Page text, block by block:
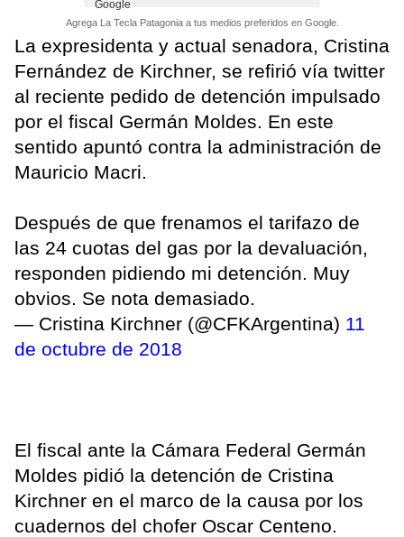
Agrega La Tecla Patagonia a tus medios preferidos en Google.
La expresidenta y actual senadora, Cristina
Fernández de Kirchner, se refirió vía twitter
al reciente pedido de detención impulsado
por el fiscal Germán Moldes. En este
sentido apuntó contra la administración de
Mauricio Macri.
Después de que frenamos el tarifazo de
las 24 cuotas del gas por la devaluación,
responden pidiendo mi detención. Muy
obvios. Se nota demasiado.
— Cristina Kirchner (@CFKArgentina) 11
de octubre de 2018
El fiscal ante la Cámara Federal Germán
Moldes pidió la detención de Cristina
Kirchner en el marco de la causa por los
cuadernos del chofer Oscar Centeno.